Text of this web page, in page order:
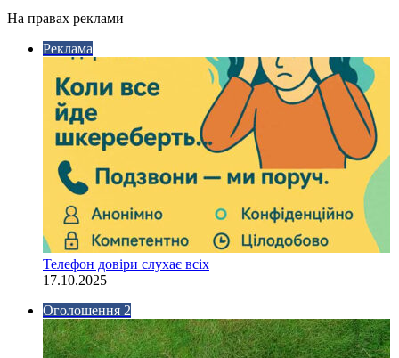
На правах реклами
Реклама
Телефон довіри слухає всіх
17.10.2025
Оголошення 2